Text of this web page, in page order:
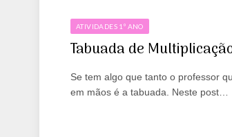
ATIVIDADES 1º ANO
Tabuada de
Se tem algo que tanto o professor
em mãos é a tabuada. Neste post…